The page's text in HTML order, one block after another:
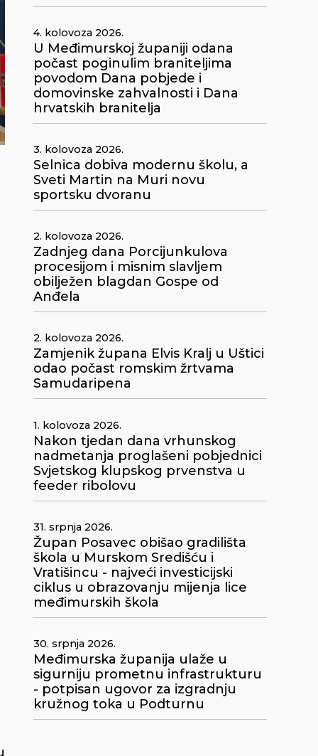
4. kolovoza 2026.
U Međimurskoj županiji odana
počast poginulim braniteljima
povodom Dana pobjede i
domovinske zahvalnosti i Dana
hrvatskih branitelja
3. kolovoza 2026.
Selnica dobiva modernu školu, a
Sveti Martin na Muri novu
sportsku dvoranu
2. kolovoza 2026.
Zadnjeg dana Porcijunkulova
procesijom i misnim slavljem
obilježen blagdan Gospe od
Anđela
2. kolovoza 2026.
Zamjenik župana Elvis Kralj u Uštici
odao počast romskim žrtvama
Samudaripena
1. kolovoza 2026.
Nakon tjedan dana vrhunskog
nadmetanja proglašeni pobjednici
Svjetskog klupskog prvenstva u
feeder ribolovu
31. srpnja 2026.
Župan Posavec obišao gradilišta
škola u Murskom Središću i
Vratišincu - najveći investicijski
ciklus u obrazovanju mijenja lice
međimurskih škola
30. srpnja 2026.
Međimurska županija ulaže u
sigurniju prometnu infrastrukturu
- potpisan ugovor za izgradnju
kružnog toka u Podturnu